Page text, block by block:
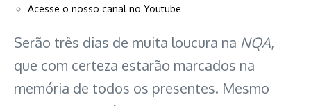
Acesse o nosso canal no Youtube
Serão três dias de muita loucura na NQA,
que com certeza estarão marcados na
memória de todos os presentes. Mesmo